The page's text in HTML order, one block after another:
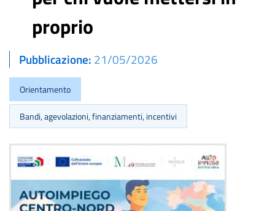
proprio
Pubblicazione 21/05/2026
Orientamento
Bandi, agevolazioni, finanziamenti, incentivi